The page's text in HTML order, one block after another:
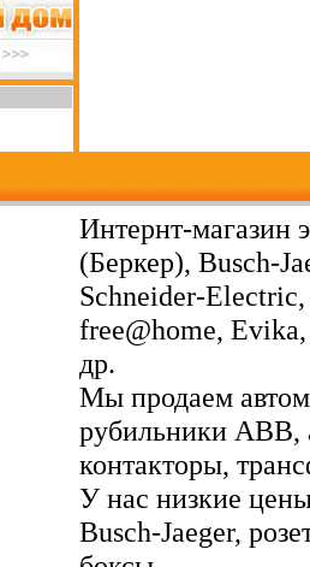
Интернт-магазин
(Беркер), Busch-
Schneider-
free@home,
др.
Мы продаем
рубильники ABB,
контакторы,
У нас низкие
Busch-Jaeger,